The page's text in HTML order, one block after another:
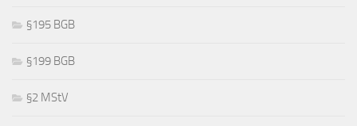
§195 BGB
§199 BGB
§2 MStV